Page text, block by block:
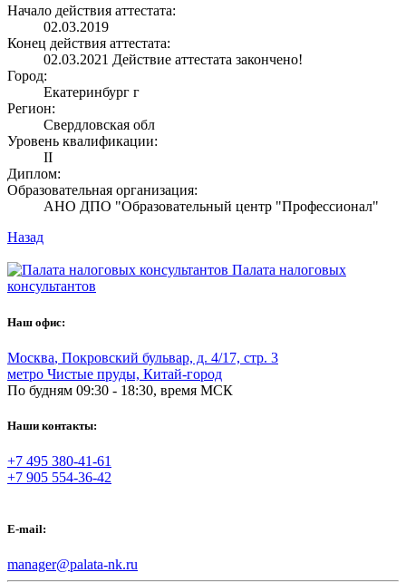
Начало действия аттестата:
02.03.2019
Конец действия аттестата:
02.03.2021 Действие аттестата закончено!
Город:
Екатеринбург г
Регион:
Свердловская обл
Уровень квалификации:
II
Диплом:
Образовательная организация:
АНО ДПО "Образовательный центр "Профессионал"
Назад
Палата налоговых
консультантов
Наш офис:
Москва, Покровский бульвар, д. 4/17, стр. 3
метро Чистые пруды, Китай-город
По будням 09:30 - 18:30, время МСК
Наши контакты:
+7 495 380-41-61
+7 905 554-36-42
E-mail:
manager@palata-nk.ru